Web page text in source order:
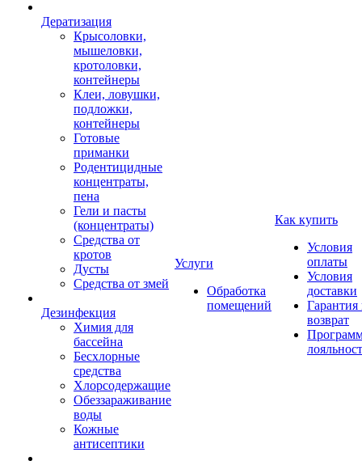
Дератизация
Крысоловки,
мышеловки,
кротоловки,
контейнеры
Клеи, ловушки,
подложки,
контейнеры
Готовые
приманки
Родентицидные
концентраты,
пена
Гели и пасты
(концентраты)
Средства от
кротов
Дусты
Средства от змей
Дезинфекция
Химия для
бассейна
Бесхлорные
средства
Хлорсодержащие
Обеззараживание
воды
Кожные
антисептики
Услуги
Обработка
помещений
Как купить
Условия
оплаты
Условия
доставки
Гарантия
возврат